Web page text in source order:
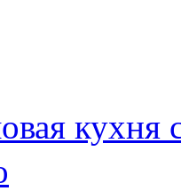
кухня